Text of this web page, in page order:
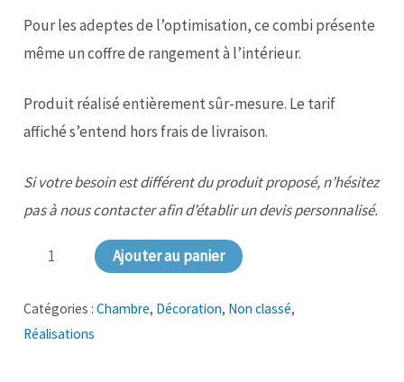
Pour les adeptes de l’optimisation, ce combi présente
même un coffre de rangement à l’intérieur.
Produit réalisé entièrement sûr-mesure. Le tarif
affiché s’entend hors frais de livraison.
Si votre besoin est différent du produit proposé, n’hésitez
pas à nous contacter afin d’établir un devis personnalisé.
quantité
NS-
059
Ajouter au panier
Catégories :Chambre, Décoration, Non classé,
Réalisations